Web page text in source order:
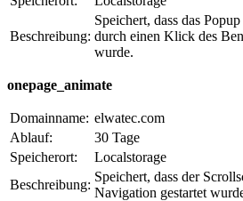
Beschreibung:
Speichert, dass das
durch einen Klick des
wurde.
onepage_animate
Domainname: elwatec.com
Ablauf:
30 Tage
Speicherort:
Localstorage
Beschreibung:
Speichert, dass der
Navigation gestartet